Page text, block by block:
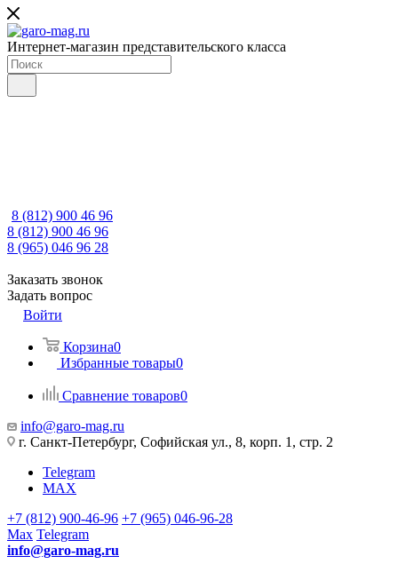
Интернет-магазин представительского класса
8 (812) 900 46 96
8 (812) 900 46 96
8 (965) 046 96 28
Заказать звонок
Задать вопрос
Войти
Корзина0
Избранные товары0
Сравнение товаров0
info@garo-mag.ru
г. Санкт-Петербург, Софийская ул., 8, корп. 1, стр. 2
Telegram
MAX
+7 (812) 900-46-96 +7 (965) 046-96-28
Max Telegram
info@garo-mag.ru